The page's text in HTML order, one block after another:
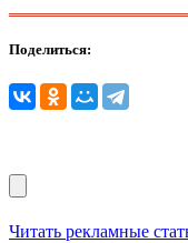
Поделиться:
Читать рекламные